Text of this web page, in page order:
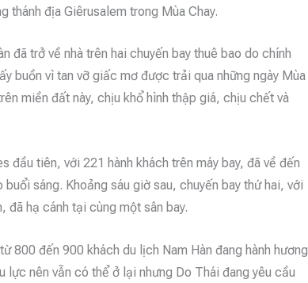
thánh địa Giêrusalem trong Mùa Chay.
đã trở về nhà trên hai chuyến bay thuê bao do chính
buồn vì tan vỡ giấc mơ được trải qua những ngày Mùa
miền đất này, chịu khổ hình thập giá, chịu chết và
đầu tiên, với 221 hành khách trên máy bay, đã về đến
sáng. Khoảng sáu giờ sau, chuyến bay thứ hai, với
đã hạ cánh tại cùng một sân bay.
800 đến 900 khách du lịch Nam Hàn đang hành hương
nên vẫn có thể ở lại nhưng Do Thái đang yêu cầu